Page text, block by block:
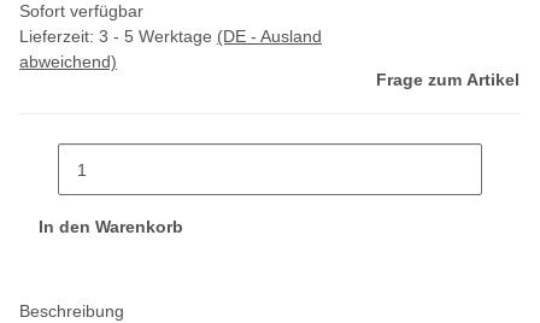
Sofort verfügbar
Lieferzeit: 3 - 5 Werktage (DE - Ausland
abweichend)
Frage zum Artikel
In den Warenkorb
Beschreibung